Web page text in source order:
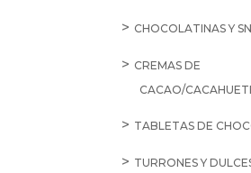
CHOCOLATINAS Y
CREMAS DE
CACAO/
TABLETAS DE
TURRONES Y